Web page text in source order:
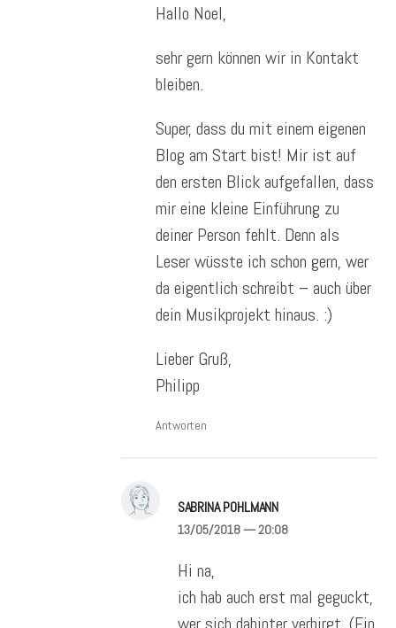
Hallo Noel,
sehr gern können wir in Kontakt
bleiben.
Super, dass du mit einem eigenen
Blog am Start bist! Mir ist auf
den ersten Blick aufgefallen, dass
mir eine kleine Einführung zu
deiner Person fehlt. Denn als
Leser wüsste ich schon gern, wer
da eigentlich schreibt – auch über
dein Musikprojekt hinaus. :)
Lieber Gruß,
Philipp
Antworten
SABRINA POHLMANN
13/05/2018— 20:08
Hi na,
ich hab auch erst mal geguckt,
wer sich dahinter verbirgt. (Ein